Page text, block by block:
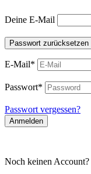
Deine E-Mail
Passwort zurücksetzen
E-Mail*
Passwort*
Passwort vergessen?
Anmelden
Noch keinen Account?